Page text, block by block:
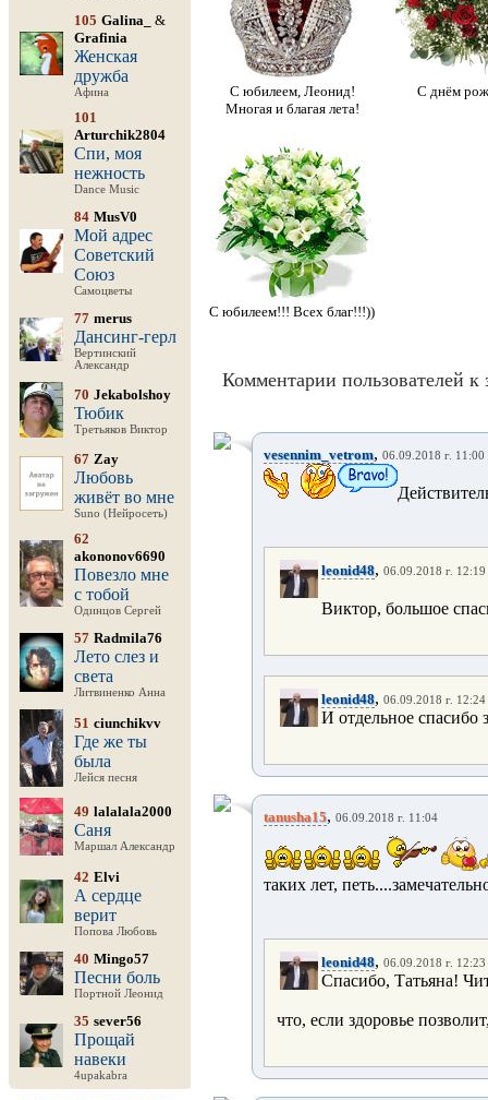
105 Galina_
&
Grafinia
Женская
дружба
Афина
101
Arturchik2804
Спи, моя
нежность
Dance Music
84 MusV0
Мой адрес
Советский
Союз
Самоцветы
77 merus
Дансинг-герл
Вертинский
Александр
70 Jekabolshoy
Тюбик
Третьяков Виктор
67 Zay
Любовь
живёт во мне
Suno (Нейросеть)
62
akononov6690
Повезло мне
с тобой
Одинцов Сергей
57 Radmila76
Лето слез и
света
Литвиненко Анна
51 ciunchikvv
Где же ты
была
Лейся песня
49 lalalala2000
Саня
Маршал Александр
42 Elvi
А сердце
верит
Попова Любовь
40 Mingo57
Песни боль
Портной Леонид
35 sever56
Прощай
навеки
4upakabra
С юбилеем, Леонид!
Многая и благая лета!
С днём
С юбилеем!!! Всех благ!!!))
Комментарии пользователей к
vesennim_vetrom, 06.09.2018 г. 11:00
leonid48, 06.09.2018 г. 12:19
Виктор, большое
leonid48, 06.09.2018 г. 12:24
И отдельное спасибо
tanusha15, 06.09.2018 г. 11:04
таких лет,
leonid48, 06.09.2018 г. 12:23
Спасибо, Татьяна!
что, если здоровье